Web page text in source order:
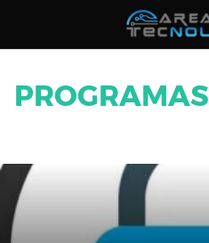
contenido
PROGRAMAS